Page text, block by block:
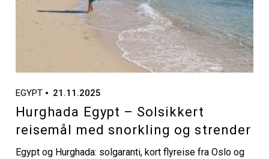
EGYPT 21.11.2025
Hurghada Egypt – Solsikkert
reisemål med snorkling og strender
Egypt og Hurghada: solgaranti, kort flyreise fra Oslo og